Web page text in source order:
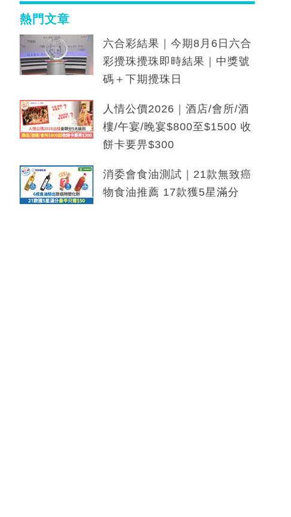
熱門文章
六合彩結果｜今期8月6日六合
彩攪珠攪珠即時結果｜中獎號
碼＋下期攪珠日
人情公價2026｜酒店/會所/酒
樓/午宴/晚宴$800至$1500 收
餅卡要畀$300
消委會食油測試｜21款無致癌
物食油推薦 17款獲5星滿分